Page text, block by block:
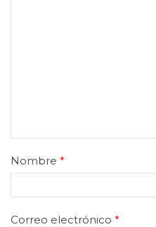
Nombre *
Correo electrónico *